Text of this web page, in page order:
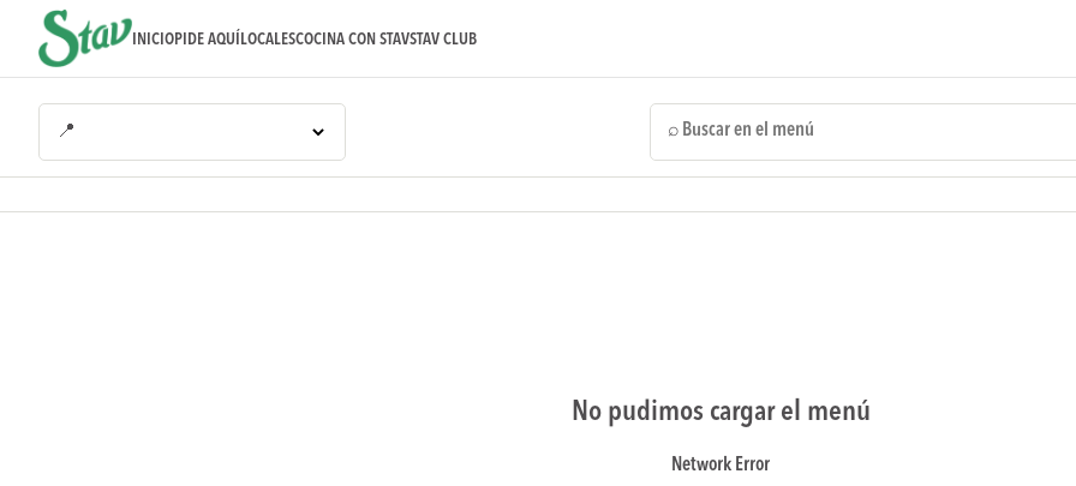
INICIOPIDE AQUÍ LOCALESCOCINA CON STAVSTAV CLUB
📍 ⌕
No pudimos cargar el menú
Network Error